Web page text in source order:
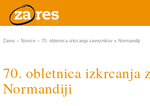
Zares > Novice > 70. obletnica izkrcanja zaveznikov v Normandiji
70. obletnica izkrcanja
Normandiji